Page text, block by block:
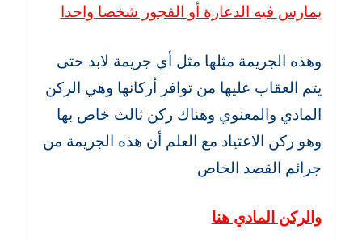
يمارس فيه الدعارة أو الفجور شخصا واحدا
وهذه الجريمة مثلها مثل أي جريمة لابد حتى
يتم العقاب عليها من توافر أركانها وهي الركن
المادي والمعنوي وهناك ركن ثالث خاص بها
وهو ركن الاعتياد مع العلم أن هذه الجريمة من
جرائم القصد الخاص
والركن المادي هنا